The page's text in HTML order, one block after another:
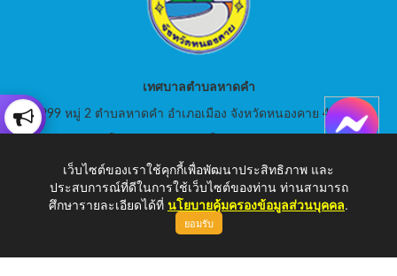
เทศบาลตำบลหาดคำ
999 หมู่ 2 ตำบลหาดคำ อำเภอเมือง จังหวัดหนองคาย 43000
E-Mail: saraban_05430105@dla.go.th
เว็บไซต์ของเราใช้คุกกี้เพื่อพัฒนาประสิทธิภาพ และ
ประสบการณ์ที่ดีในการใช้เว็บไซต์ของท่าน ท่านสามารถ
ศึกษารายละเอียดได้ที่ นโยบายคุ้มครองข้อมูลส่วนบุคคล.
ยอมรับ